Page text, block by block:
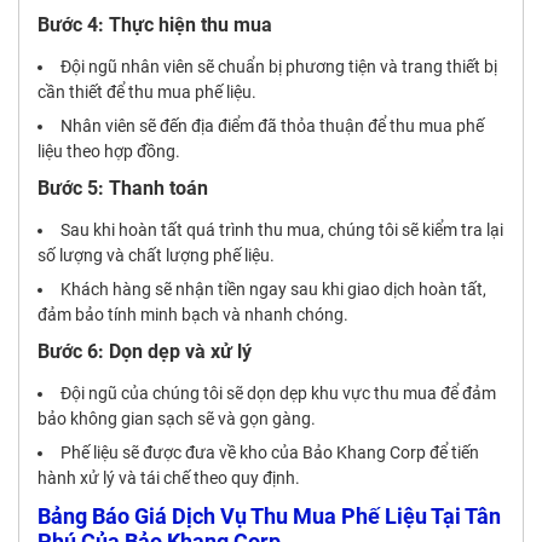
Bước 4: Thực hiện thu mua
Đội ngũ nhân viên sẽ chuẩn bị phương tiện và trang thiết bị
cần thiết để thu mua phế liệu.
Nhân viên sẽ đến địa điểm đã thỏa thuận để thu mua phế
liệu theo hợp đồng.
Bước 5: Thanh toán
Sau khi hoàn tất quá trình thu mua, chúng tôi sẽ kiểm tra lại
số lượng và chất lượng phế liệu.
Khách hàng sẽ nhận tiền ngay sau khi giao dịch hoàn tất,
đảm bảo tính minh bạch và nhanh chóng.
Bước 6: Dọn dẹp và xử lý
Đội ngũ của chúng tôi sẽ dọn dẹp khu vực thu mua để đảm
bảo không gian sạch sẽ và gọn gàng.
Phế liệu sẽ được đưa về kho của Bảo Khang Corp để tiến
hành xử lý và tái chế theo quy định.
Bảng Báo Giá Dịch Vụ Thu Mua Phế Liệu Tại Tân